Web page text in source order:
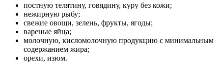
постную телятину, говядину, куру без кожи;
нежирную рыбу;
свежие овощи, зелень, фрукты, ягоды;
вареные яйца;
молочную, кисломолочную продукцию с минимальным
содержанием жира;
орехи, изюм.